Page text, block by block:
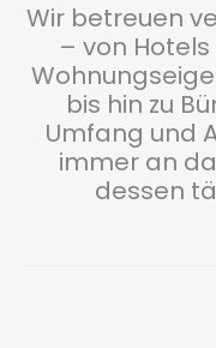
Wir betreuen
– von
bis hin zu
Umfang und
immer an
dessen